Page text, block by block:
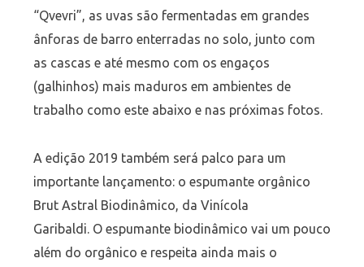
“Qvevri”, as uvas são fermentadas em grandes
ânforas de barro enterradas no solo, junto com
as cascas e até mesmo com os engaços
(galhinhos) mais maduros em ambientes de
trabalho como este abaixo e nas próximas fotos.
A edição 2019 também será palco para um
importante lançamento: o espumante orgânico
Brut Astral Biodinâmico, da Vinícola
Garibaldi. O espumante biodinâmico vai um pouco
além do orgânico e respeita ainda mais o